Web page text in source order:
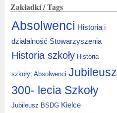
Zakładki / Tags
Absolwenci Historia i
działalność Stowarzyszenia
Historia szkoły Historia
szkoły; Absolwenci Jubileusz
300- lecia Szkoły
Jubileusz BSDG Kielce